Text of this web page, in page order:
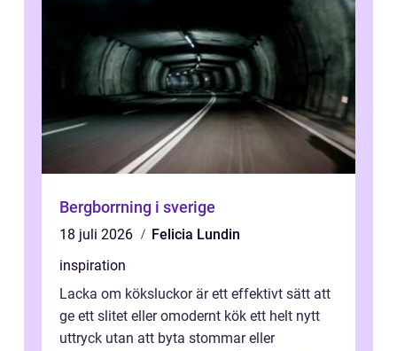
Bergborrning i sverige
18 juli 2026
Felicia Lundin
inspiration
Lacka om köksluckor är ett effektivt sätt att
ge ett slitet eller omodernt kök ett helt nytt
uttryck utan att byta stommar eller